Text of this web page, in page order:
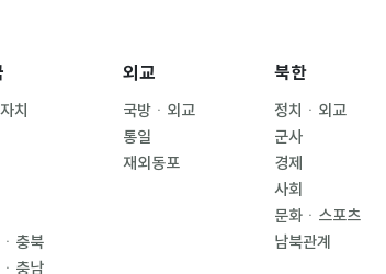
치
충북
충남
외교
국방ㆍ외교
통일
재외동포
북한
정치ㆍ외교
군사
경제
사회
문화ㆍ스포츠
남북관계